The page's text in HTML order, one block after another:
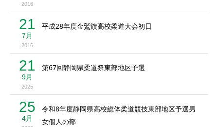
2016
21
7月
2016
平成28年度金鷲旗高校柔道大会初日
21
9月
2025
第67回静岡県柔道祭東部地区予選
25
4月
令和8年度静岡県高校総体柔道競技東部地区予選男
女個人の部